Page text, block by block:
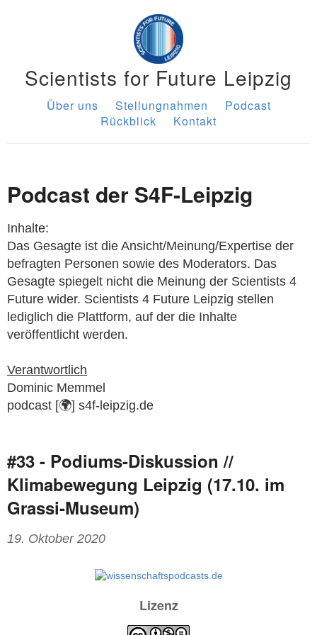
Scientists for Future Leipzig
Über uns Stellungnahmen
Podcast
Rückblick
Kontakt
Podcast der S4F-Leipzig
Inhalte:
Das Gesagte ist die Ansicht/Meinung/Expertise der
befragten Personen sowie des Moderators. Das
Gesagte spiegelt nicht die Meinung der Scientists 4
Future wider. Scientists 4 Future Leipzig stellen
lediglich die Plattform, auf der die Inhalte
veröffentlicht werden.
Verantwortlich
Dominic Memmel
podcast [🌍] s4f-leipzig.de
#33 - Podiums-Diskussion //
Klimabewegung Leipzig (17.10. im
Grassi-Museum)
19. Oktober 2020
Lizenz